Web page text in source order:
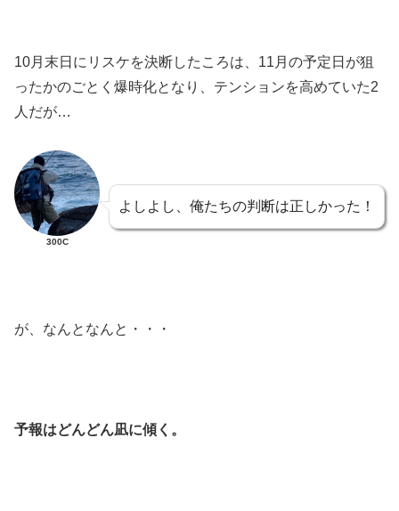
10月末日にリスケを決断したころは、11月の予定日が狙
ったかのごとく爆時化となり、テンションを高めていた2
人だが…
300C
よしよし、俺たちの判断は正しかった！
が、なんとなんと・・・
予報はどんどん凪に傾く。